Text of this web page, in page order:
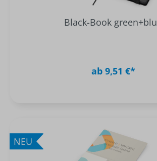
Black-Book
ab 9,51 €*
NEU